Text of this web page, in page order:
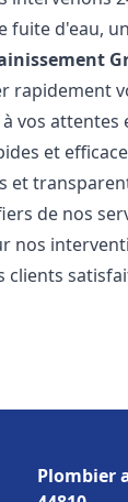
fuite d'eau,
rapidement
vos attentes
et
de nos
nos
clients
Plombier